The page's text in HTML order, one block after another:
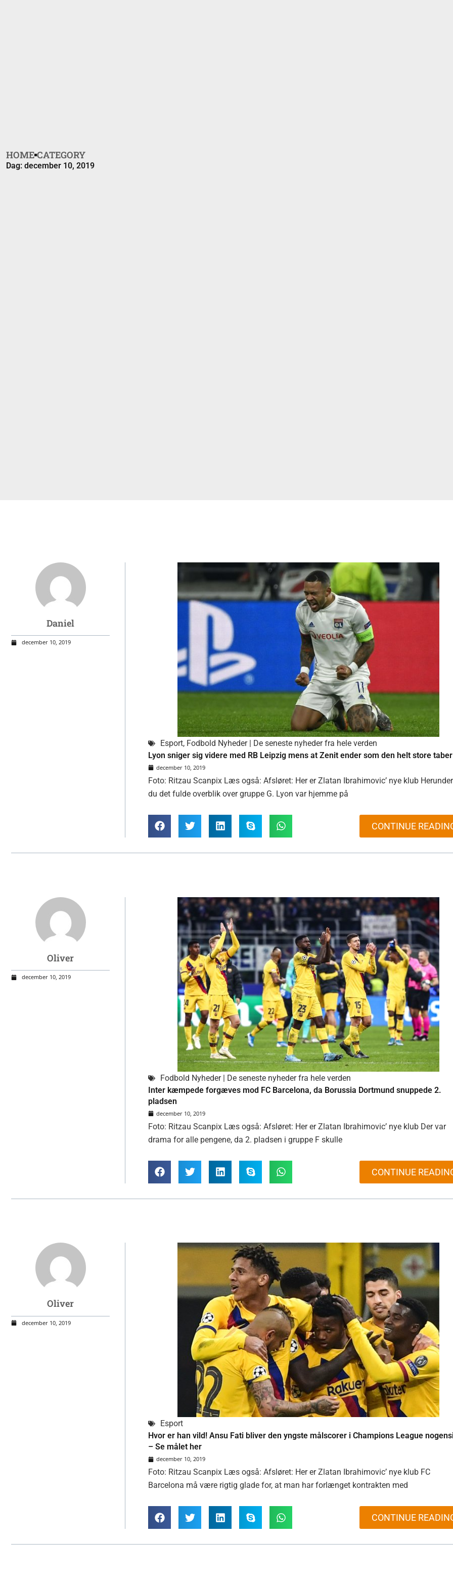
HOME CATEGORY
Dag: december 10, 2019
Daniel
december 10, 2019
Esport, Fodbold Nyheder | De seneste nyheder fra hele verden
Lyon sniger sig videre med RB Leipzig mens at Zenit ender som den helt store taber
december 10, 2019
Foto: Ritzau Scanpix Læs også: Afsløret: Her er Zlatan Ibrahimovic’ nye klub
du det fulde overblik over gruppe G. Lyon var hjemme på
CONTINUE
Oliver
december 10, 2019
Fodbold Nyheder | De seneste nyheder fra hele verden
Inter kæmpede forgæves mod FC Barcelona, da Borussia Dortmund snuppede 2.
pladsen
december 10, 2019
Foto: Ritzau Scanpix Læs også: Afsløret: Her er Zlatan Ibrahimovic’ nye klub Der var
drama for alle pengene, da 2. pladsen i gruppe F skulle
CONTINUE
Oliver
december 10, 2019
Esport
Hvor er han vild! Ansu Fati bliver den yngste målscorer i Champions League
– Se målet her
december 10, 2019
Foto: Ritzau Scanpix Læs også: Afsløret: Her er Zlatan Ibrahimovic’ nye klub FC
Barcelona må være rigtig glade for, at man har forlænget kontrakten med
CONTINUE